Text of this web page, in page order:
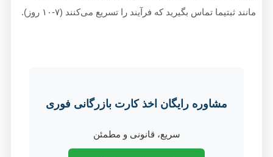
مانند ثبتیما تماس بگیرید که فرآیند را تسریع می‌کنند (۷-۱۰ روز).
مشاوره رایگان اخذ کارت بازرگانی فوری
سریع، قانونی و مطمئن